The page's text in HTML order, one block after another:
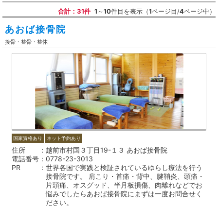
合計：31件 1～10件目を表示（1ページ目/4ページ中）
あおば接骨院
接骨・整骨・整体
国家資格あり ネット予約あり
住所
越前市村国３丁目19-１３ あおば接骨院
電話番号
0778-23-3013
PR
世界各国で実践と検証されているゆらし療法を行う
接骨院です。 肩こり・首痛・背中、腱鞘炎、頭痛・
片頭痛、オスグッド、半月板損傷、肉離れなどでお
悩みでしたらあおば接骨院にまずは一度お問合せく
ださい。